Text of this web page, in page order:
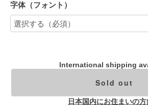
字体（フォント）
International shipping
Sold out
日本国内にお住まいの